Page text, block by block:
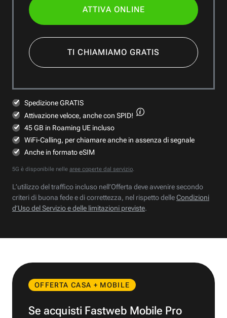
ATTIVA ONLINE
TI CHIAMIAMO GRATIS
Spedizione GRATIS
Attivazione veloce, anche con SPID!
45 GB in Roaming UE incluso
WiFi-Calling, per chiamare anche in assenza di segnale
Anche in formato eSIM
5G è disponibile nelle aree coperte dal servizio.
L’utilizzo del traffico incluso nell’Offerta deve avvenire secondo
criteri di buona fede e di correttezza, nel rispetto delleCondizioni
d’Uso del Servizio e delle limitazioni previste.
OFFERTA CASA + MOBILE
Se acquisti Fastweb Mobile Pro